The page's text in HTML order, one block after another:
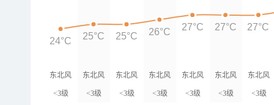
东北风
<3级
东北风
<3级
东北风
<3级
东北风
<3级
东北风
<3级
东北风
<3级
东北风
<3级
24°C 25°C 25°C 26°C 27°C 27°C 27°C